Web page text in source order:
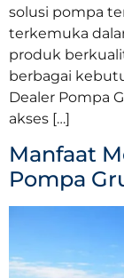
solusi pompa
terkemuka
produk
berbagai
Dealer Pompa
akses […]
Manfaat
Pompa